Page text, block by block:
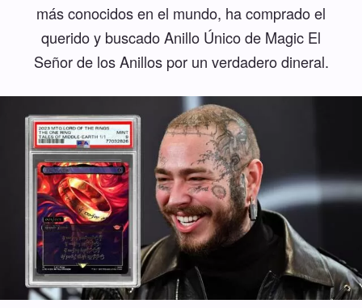
más conocidos en el mundo, ha comprado el
querido y buscado Anillo Único de Magic El
Señor de los Anillos por un verdadero dineral.